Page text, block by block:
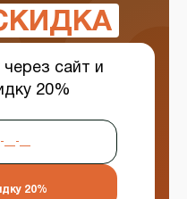
сайт и
20%
20%